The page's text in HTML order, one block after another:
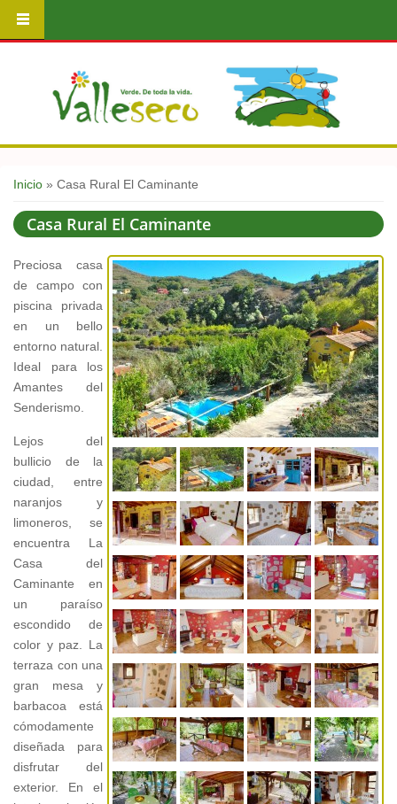
Usted está aquí
Inicio » Casa Rural El Caminante
Casa Rural El Caminante
Preciosa casa
de campo con
piscina privada
en un bello
entorno natural.
Ideal para los
Amantes del
Senderismo.
Lejos del
bullicio de la
ciudad, entre
naranjos y
limoneros, se
encuentra La
Casa del
Caminante en
un paraíso
escondido de
color y paz. La
terraza con una
gran mesa y
barbacoa está
cómodamente
diseñada para
disfrutar del
exterior. En el